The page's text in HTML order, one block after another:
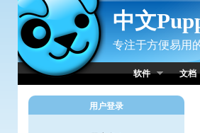
Skip to Content
中文
专注于方便易用
软件 文档
用户登录